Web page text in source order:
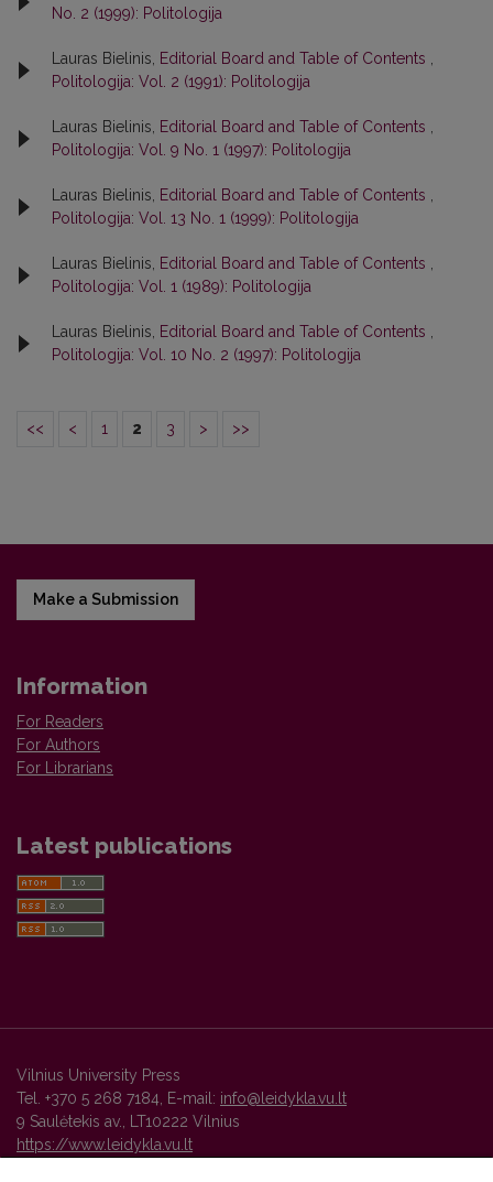
No. 2 (1999): Politologija
Lauras Bielinis, Editorial Board and Table of Contents
Politologija: Vol. 2 (1991): Politologija
Lauras Bielinis, Editorial Board and Table of Contents
Politologija: Vol. 9 No. 1 (1997): Politologija
Lauras Bielinis, Editorial Board and Table of Contents
Politologija: Vol. 13 No. 1 (1999): Politologija
Lauras Bielinis, Editorial Board and Table of Contents
Politologija: Vol. 1 (1989): Politologija
Lauras Bielinis, Editorial Board and Table of Contents
Politologija: Vol. 10 No. 2 (1997): Politologija
<< < 1 2 3 > >>
Make a Submission
Information
For Readers
For Authors
For Librarians
Latest publications
Vilnius University Press
Tel. +370 5 268 7184, E-mail: info@leidykla.vu.lt
9 Saulėtekis av., LT10222 Vilnius
https://www.leidykla.vu.lt